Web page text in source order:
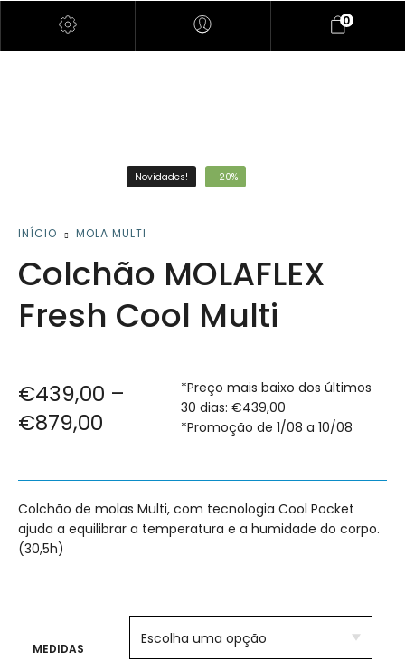
0
Novidades! -20%
INÍCIO MOLA MULTI
Colchão MOLAFLEX
Fresh Cool Multi
€439,00 –
€879,00 Price range: €439,00
*Preço mais baixo dos últimos
30 dias:€439,00
*Promoção de 1/08 a 10/08
Colchão de molas Multi, com tecnologia Cool Pocket
ajuda a equilibrar a temperatura e a humidade do corpo.
(30,5h)
MEDIDAS